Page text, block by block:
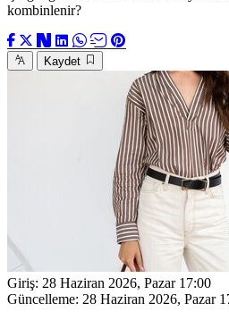
kombinlenir?
Kaydet
Giriş: 28 Haziran 2026, Pazar 17:00
Güncelleme: 28 Haziran 2026, Pazar